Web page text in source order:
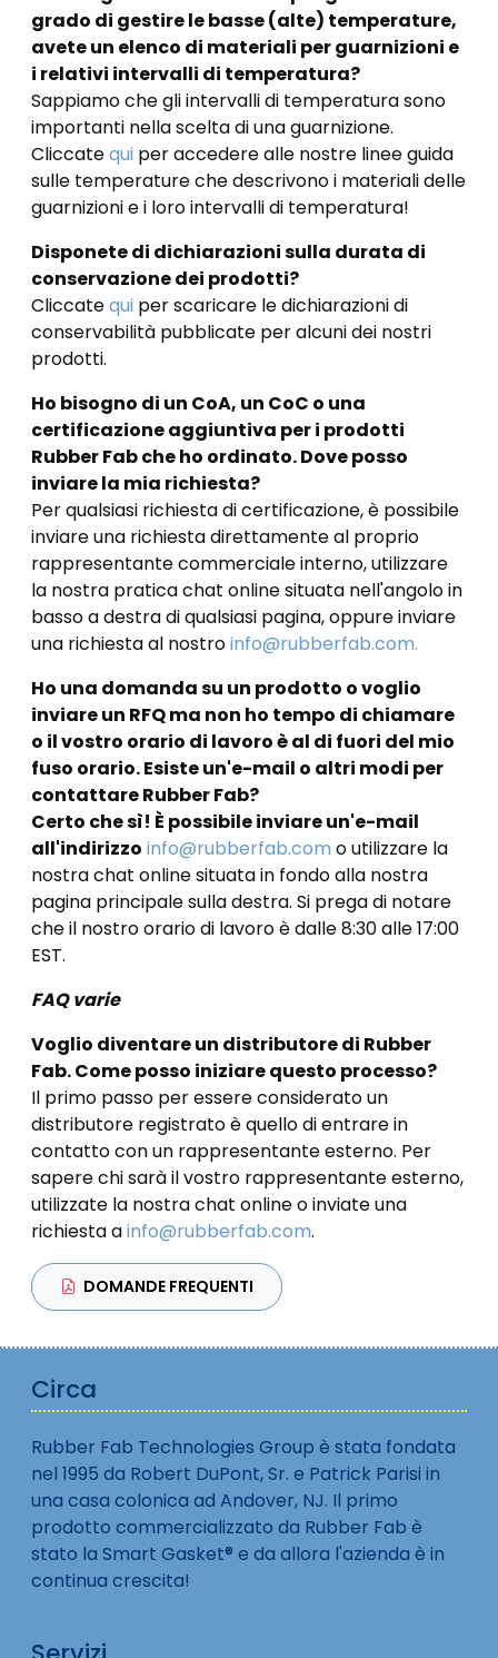
grado di gestire le basse (alte) temperature,
avete un elenco di materiali per guarnizioni e
i relativi intervalli di temperatura?
Sappiamo che gli intervalli di temperatura sono
importanti nella scelta di una guarnizione.
Cliccatequi per accedere alle nostre linee guida
sulle temperature che descrivono i materiali delle
guarnizioni e i loro intervalli di temperatura!
Disponete di dichiarazioni sulla durata di
conservazione dei prodotti?
Cliccatequi per scaricare le dichiarazioni di
conservabilità pubblicate per alcuni dei nostri
prodotti.
Ho bisogno di un CoA, un CoC o una
certificazione aggiuntiva per i prodotti
Rubber Fab che ho ordinato. Dove posso
inviare la mia richiesta?
Per qualsiasi richiesta di certificazione, è possibile
inviare una richiesta direttamente al proprio
rappresentante commerciale interno, utilizzare
la nostra pratica chat online situata nell'angolo in
basso a destra di qualsiasi pagina, oppure inviare
una richiesta al nostroinfo@rubberfab.com.
Ho una domanda su un prodotto o voglio
inviare un RFQ ma non ho tempo di chiamare
o il vostro orario di lavoro è al di fuori del mio
fuso orario. Esiste un'e-mail o altri modi per
contattare Rubber Fab?
Certo che sì! È possibile inviare un'e-mail
all'indirizzo info@rubberfab.com o utilizzare la
nostra chat online situata in fondo alla nostra
pagina principale sulla destra. Si prega di notare
che il nostro orario di lavoro è dalle 8:30 alle 17:00
EST.
FAQ varie
Voglio diventare un distributore di Rubber
Fab. Come posso iniziare questo processo?
Il primo passo per essere considerato un
distributore registrato è quello di entrare in
contatto con un rappresentante esterno. Per
sapere chi sarà il vostro rappresentante esterno,
utilizzate la nostra chat online o inviate una
richiesta ainfo@rubberfab.com.
DOMANDE FREQUENTI
Circa
Rubber Fab Technologies Group è stata fondata
nel 1995 da Robert DuPont, Sr. e Patrick Parisi in
una casa colonica ad Andover, NJ. Il primo
prodotto commercializzato da Rubber Fab è
stato la Smart Gasket® e da allora l'azienda è in
continua crescita!